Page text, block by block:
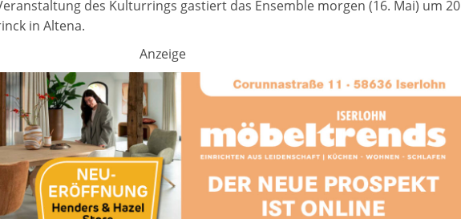
des Kulturrings gastiert das Ensemble morgen (16. Mai) um 20
in Altena.
Anzeige